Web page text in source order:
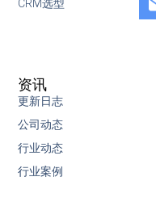
CRM选型
资讯
更新日志
公司动态
行业动态
行业案例